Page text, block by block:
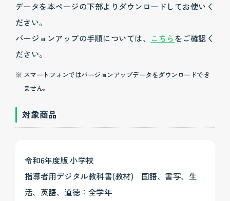
データを本ページの下部よりダウンロードしてお使いく
ださい。
バージョンアップの手順については、
こちらをご確認く
ださい。
スマートフォンではバージョンアップデータをダウンロードでき
ません。
対象商品
令和6年度版 小学校
指導者用デジタル教科書(教材) 国語、書写、生
活、英語、道徳：全学年